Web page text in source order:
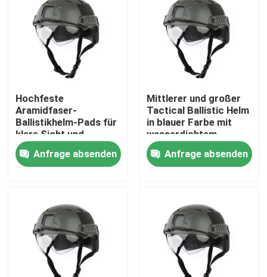
Videos
Über uns
Werksbesichtigung
Qualitätskontrolle
Neuigkeiten
Militärische taktische Abnutzung
Militärische taktische kugelsichere Weste
Hochfeste
Aramidfaser-
Ballistikhelm-Pads für
klare Sicht und
Leistung
Anfrage absenden
Mittlerer und großer
Tactical Ballistic Helm
in blauer Farbe mit
wasserdichtem
Merkmal
Anfrage absenden